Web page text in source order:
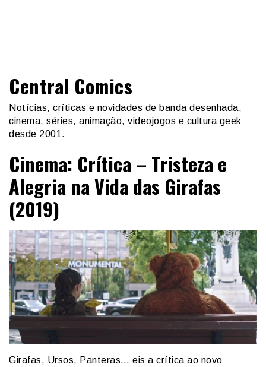
Central Comics
Notícias, críticas e novidades de banda desenhada,
cinema, séries, animação, videojogos e cultura geek
desde 2001.
Cinema: Crítica – Tristeza e
Alegria na Vida das Girafas
(2019)
Girafas, Ursos, Panteras… eis a crítica ao novo